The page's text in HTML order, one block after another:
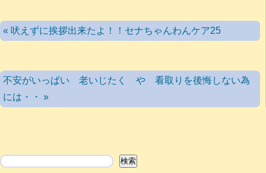
« 吠えずに挨拶出来たよ！！セナちゃんわんケア25
不安がいっぱい 老いじたく や 看取りを後悔しない為
には・・ »
検索 検索